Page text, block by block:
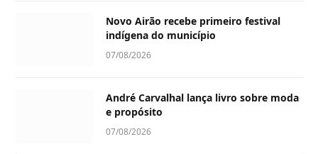
Novo Airão recebe primeiro festival
indígena do município
07/08/2026
André Carvalhal lança livro sobre moda
e propósito
07/08/2026